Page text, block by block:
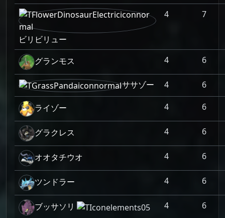
ビリビリュー
4 7
グランモス 4 6
ササゾー 4 6
ライゾー 4 6
グラクレス 4 6
オオタチウオ 4 6
ツンドラー 4 6
ブッサソリ 4 6